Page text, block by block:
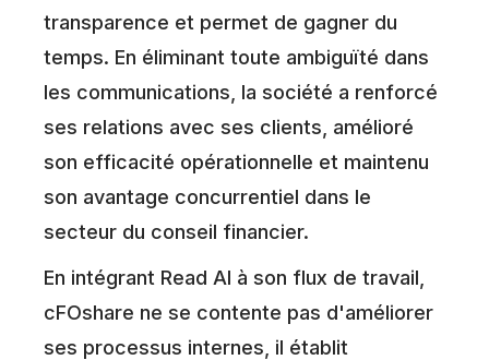
transparence et permet de gagner du
temps. En éliminant toute ambiguïté dans
les communications, la société a renforcé
ses relations avec ses clients, amélioré
son efficacité opérationnelle et maintenu
son avantage concurrentiel dans le
secteur du conseil financier.
En intégrant Read AI à son flux de travail,
cFOshare ne se contente pas d'améliorer
ses processus internes, il établit